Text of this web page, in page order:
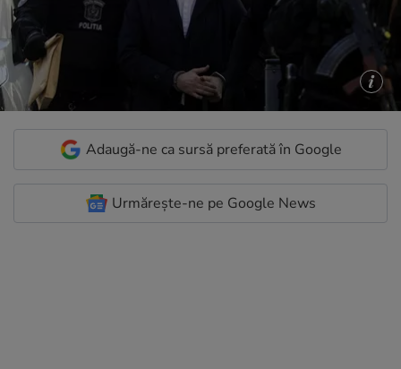
Adaugă-ne ca sursă preferată în Google
Urmărește-ne pe Google News